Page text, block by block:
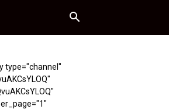
type="channel"